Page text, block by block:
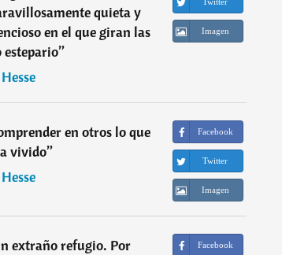
quieta y
en el que giran las
estepario”
Imagen
en otros lo que
vivido”
Facebook
Twitter
Imagen
extraño refugio. Por
Facebook